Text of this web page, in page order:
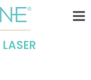
LASER